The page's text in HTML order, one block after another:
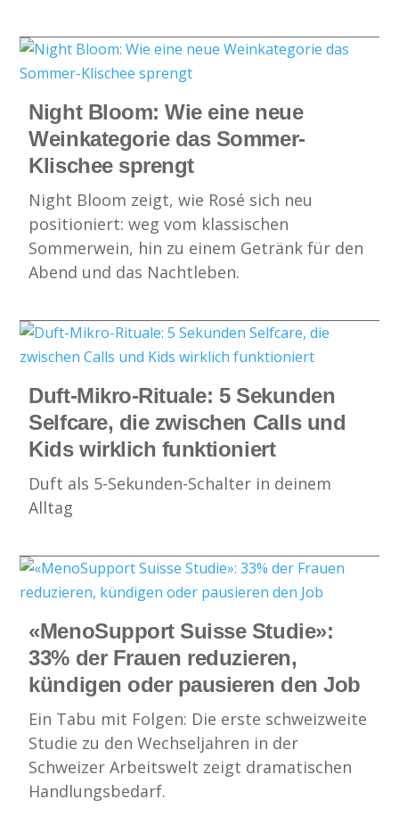
Night Bloom: Wie eine neue
Weinkategorie das Sommer-
Klischee sprengt
Night Bloom zeigt, wie Rosé sich neu
positioniert: weg vom klassischen
Sommerwein, hin zu einem Getränk für den
Abend und das Nachtleben.
Duft-Mikro-Rituale: 5 Sekunden
Selfcare, die zwischen Calls und
Kids wirklich funktioniert
Duft als 5-Sekunden-Schalter in deinem
Alltag
«MenoSupport Suisse Studie»:
33% der Frauen reduzieren,
kündigen oder pausieren den Job
Ein Tabu mit Folgen: Die erste schweizweite
Studie zu den Wechseljahren in der
Schweizer Arbeitswelt zeigt dramatischen
Handlungsbedarf.